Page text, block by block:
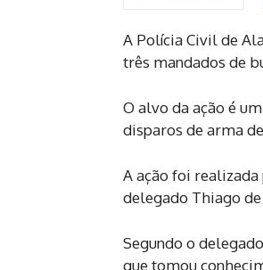
A Polícia Civil de
três mandados de
O alvo da ação é
disparos de arma
A ação foi realizada
delegado Thiago de
Segundo o
que tomou